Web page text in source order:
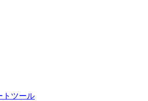
トツール